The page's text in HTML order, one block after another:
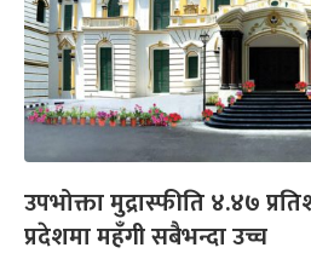
उपभोक्ता मुद्रास्फीति ४.४७
प्रदेशमा महँगी सबैभन्दा उच्च